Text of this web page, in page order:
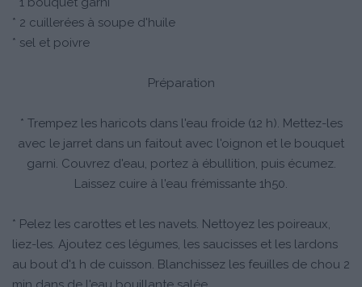
* 2 cuillerées à soupe d'huile
* sel et poivre
Préparation
* Trempez les haricots dans l'eau froide (12 h). Mettez-les
avec le jarret dans un faitout avec l'oignon et le bouquet
garni. Couvrez d'eau, portez à ébullition, puis écumez.
Laissez cuire à l'eau frémissante 1h50.
* Pelez les carottes et les navets. Nettoyez les poireaux,
liez-les. Ajoutez ces légumes, les saucisses et les lardons
au bout d'1 h de cuisson. Blanchissez les feuilles de chou 2